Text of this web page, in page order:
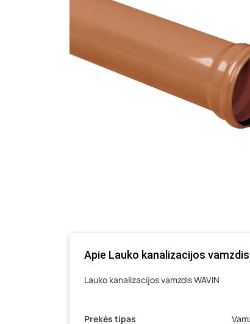
Apie Lauko kanalizacijos
Lauko kanalizacijos vamzdis WAVIN
Prekės tipas